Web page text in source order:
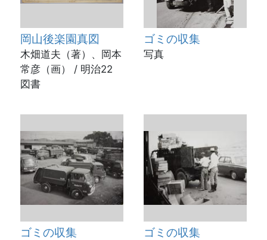
岡山後楽園真図
木畑道夫（著）、岡本
常彦（画） / 明治22
図書
ゴミの収集
写真
ゴミの収集 ゴミの収集